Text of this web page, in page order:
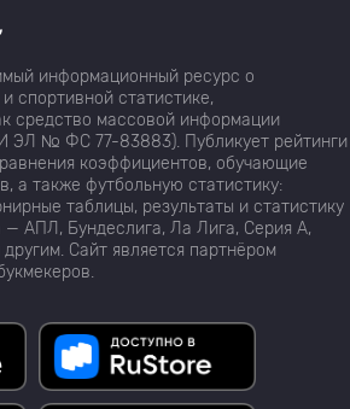
информационный ресурс о
спортивной статистике,
средство массовой информации
ЭЛ № ФС 77-83883). Публикует рейтинги
коэффициентов, обучающие
а также футбольную статистику:
таблицы, результаты и статистику
АПЛ, Бундеслига, Ла Лига, Серия А,
Сайт является партнёром